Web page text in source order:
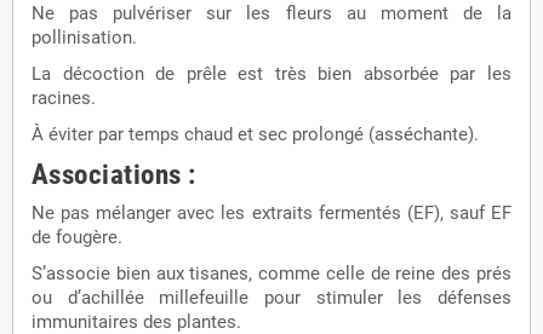
Ne pas pulvériser sur les fleurs au moment de la
pollinisation.
La décoction de prêle est très bien absorbée par les
racines.
À éviter par temps chaud et sec prolongé (asséchante).
Associations :
Ne pas mélanger avec les extraits fermentés (EF), sauf EF
de fougère.
S’associe bien aux tisanes, comme celle de reine des prés
ou d’achillée millefeuille pour stimuler les défenses
immunitaires des plantes.